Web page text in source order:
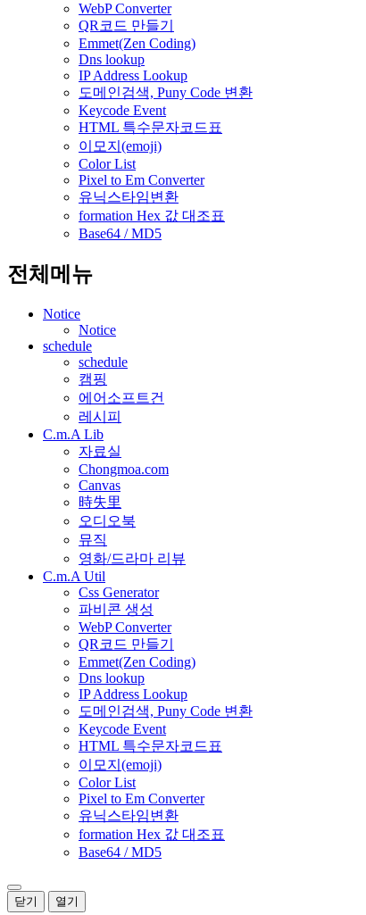
WebP Converter
QR코드 만들기
Emmet(Zen Coding)
Dns lookup
IP Address Lookup
도메인검색, Puny Code 변환
Keycode Event
HTML 특수문자코드표
이모지(emoji)
Color List
Pixel to Em Converter
유닉스타임변환
formation Hex 값 대조표
Base64 / MD5
전체메뉴
Notice
Notice
schedule
schedule
캠핑
에어소프트건
레시피
C.m.A Lib
자료실
Chongmoa.com
Canvas
時失里
오디오북
뮤직
영화/드라마 리뷰
C.m.A Util
Css Generator
파비콘 생성
WebP Converter
QR코드 만들기
Emmet(Zen Coding)
Dns lookup
IP Address Lookup
도메인검색, Puny Code 변환
Keycode Event
HTML 특수문자코드표
이모지(emoji)
Color List
Pixel to Em Converter
유닉스타임변환
formation Hex 값 대조표
Base64 / MD5
닫기 열기